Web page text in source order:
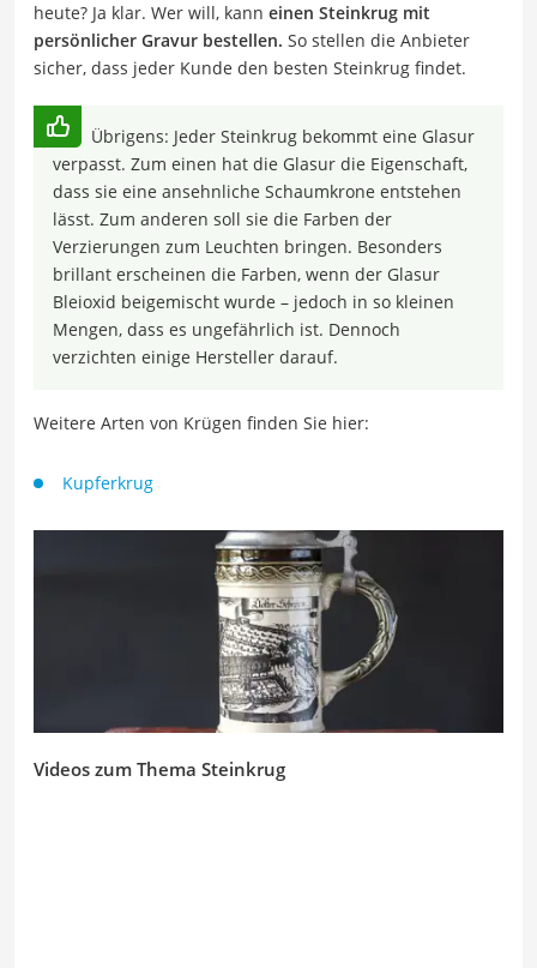
heute? Ja klar. Wer will, kann einen Steinkrug mit
persönlicher Gravur bestellen. So stellen die Anbieter
sicher, dass jeder Kunde den besten Steinkrug findet.
Übrigens: Jeder Steinkrug bekommt eine Glasur
verpasst. Zum einen hat die Glasur die Eigenschaft,
dass sie eine ansehnliche Schaumkrone entstehen
lässt. Zum anderen soll sie die Farben der
Verzierungen zum Leuchten bringen. Besonders
brillant erscheinen die Farben, wenn der Glasur
Bleioxid beigemischt wurde – jedoch in so kleinen
Mengen, dass es ungefährlich ist. Dennoch
verzichten einige Hersteller darauf.
Weitere Arten von Krügen finden Sie hier:
Kupferkrug
Videos zum Thema Steinkrug